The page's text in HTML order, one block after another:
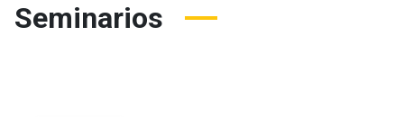
Seminarios